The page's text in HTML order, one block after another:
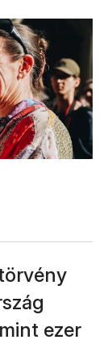
ezer